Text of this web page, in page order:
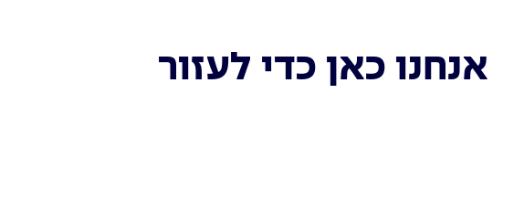
אנחנו כאן כדי לעזור